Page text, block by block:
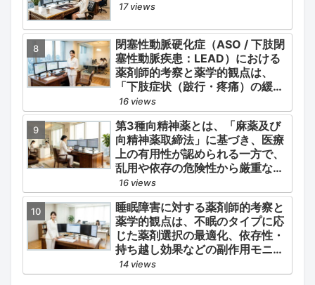
17 views
閉塞性動脈硬化症（ASO / 下肢閉
塞性動脈疾患：LEAD）における
薬剤師的考察と薬学的観点は、
「下肢症状（跛行・疼痛）の緩
和」と「全身性動脈硬化による脳
心血管イベント（脳梗塞・心筋梗
塞）の二次予防」の2軸を同時に
管理することにあります。
16 views
第3種向精神薬とは、「麻薬及び
向精神薬取締法」に基づき、医療
上の有用性が認められる一方で、
乱用や依存の危険性から厳重な管
理・規制が必要とされる薬物のう
ち、第1種・第2種よりも比較的リ
スクが低いと判断されて指定され
ている医薬品の分類です。
16 views
睡眠障害に対する薬剤師的考察と
薬学的観点は、不眠のタイプに応
じた薬剤選択の最適化、依存性・
持ち越し効果などの副作用モニタ
リング、そして生活習慣（睡眠衛
生）の改善支援にあります。
14 views